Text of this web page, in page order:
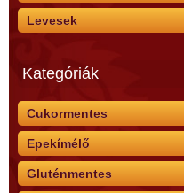
Levesek
Kategóriák
Cukormentes
Epekímélő
Gluténmentes